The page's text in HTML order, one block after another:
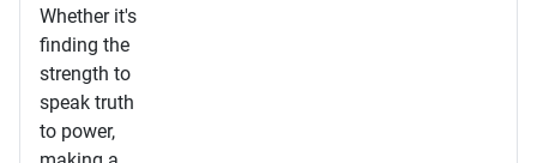
Whether it's
finding the
strength to
speak truth
to power,